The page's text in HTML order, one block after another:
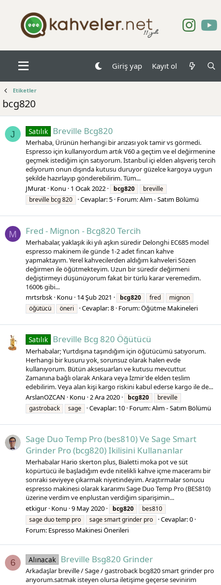
Giriş yap Kayıt ol
Etiketler
bcg820
J Satılık Breville Bcg820
Merhaba, Ürünün herhangi bir arızası yok tamir vs görmedi.
Espresso için kullanıyordum artık V60 a geçtim ve el değirmenine
geçmek istediğim için satıyorum. İstanbul içi elden alışveriş tercih
ediyorum onun dışında kutusu duruyor güzelce kargoya uygun
şekilde hazırlayıp gönderebilirim. Tüm...
JMurat Konu 1 Ocak 2022 bcg820
breville
breville bcg 820
Cevaplar: 5 Forum:Alım - Satım Bölümü
M Fred - Mignon - Bcg820 Tercih
Merhabalar, yaklaşık iki yılı aşkın süredir Delonghi EC685 model
espresso makinem ile günde 1-2 adet fincan kahve
yapmaktayım. Yerel kahvecilerden aldığım kahveleri Sözen
değirmen ile öğütmekteyim. Uzun bir süredir değirmeni
değiştirmeyi düşünüyorum fakat bir türlü karar veremedim.
1600₺ gibi...
mrtsrbsk Konu 14 Şub 2021 bcg820 fred
mignon
öğütücü
öneri Cevaplar: 8 Forum:Öğütme Makineleri
Satılık Breville Bcg 820 Öğütücü
Merhabalar; Yurtdışına taşındığım için öğütücümü satıyorum.
Herhangi bir kusuru yok, sorunsuz olarak halen evde
kullanıyorum. Bütün aksesuarları ve kutusu mevcuttur.
Zamanına bağlı olarak Ankara veya İzmir'de elden teslim
edebilirim. Veya alan kişi kargo riskini kabul ederse kargo ile de...
ArslanOZCAN
Konu 2 Ara 2020 bcg820
breville
gastroback
sage Cevaplar: 10 Forum:Alım - Satım Bölümü
Sage Duo Temp Pro (bes810) Ve Sage Smart
Grinder Pro (bcg820) Ikilisini Kullananlar
Merhabalar Hario skerton plus, Bialetti moka pot ve süt
köpürtücü ile başladığım evde nitelikli kahve içme maceramı bir
sonraki seviyeye çıkarmak niyetindeyim. Araştırmalar sonucu
espresso makinesi olarak kararımı Sage Duo Temp Pro (BES810)
üzerine verdim ve enplustan verdiğim siparişimin...
etkigur Konu 9 May 2020 bcg820
bes810
sage duo temp pro
sage smart grinder pro
Cevaplar: 0
Forum: Espresso Makinesi Önerileri
6 Alınacak Breville Bsg820 Grinder
Arkadaşlar breville / Sage / gastroback bcg820 smart grinder pro
arıyorum.satmak isteyen olursa iletişime geçerse sevinirim